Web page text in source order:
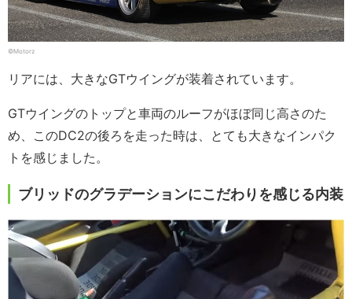
©Motorz
リアには、大きなGTウイングが装着されています。
GTウイングのトップと車両のルーフがほぼ同じ高さのた
め、このDC2の後ろを走った時は、とても大きなインパク
トを感じました。
ブリッドのグラデーションにこだわりを感じる内装